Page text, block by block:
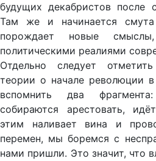
будущих декабристов после
Там же и начинается смута
порождает новые
политическими реалиями
Отдельно следует
теории о начале революции
вспомнить два
собираются арестовать,
этим наливает вина и
перемен, мы боремся с
нами пришли. Это значит, что